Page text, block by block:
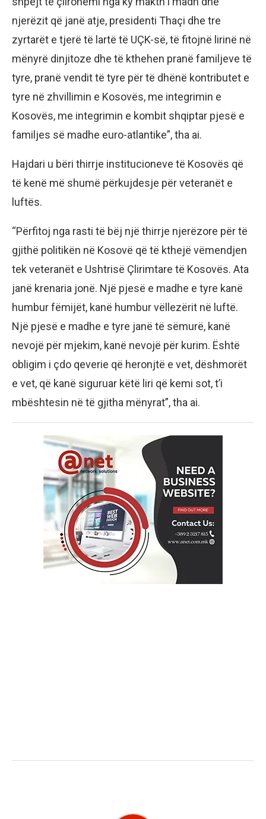
njerëzit që janë atje, presidenti Thaçi dhe tre
zyrtarët e tjerë të lartë të UÇK-së, të fitojnë lirinë në
mënyrë dinjitoze dhe të kthehen pranë familjeve të
tyre, pranë vendit të tyre për të dhënë kontributet e
tyre në zhvillimin e Kosovës, me integrimin e
Kosovës, me integrimin e kombit shqiptar pjesë e
familjes së madhe euro-atlantike”, tha ai.
Hajdari u bëri thirrje institucioneve të Kosovës që
të kenë më shumë përkujdesje për veteranët e
luftës.
“Përfitoj nga rasti të bëj një thirrje njerëzore për të
gjithë politikën në Kosovë që të kthejë vëmendjen
tek veteranët e Ushtrisë Çlirimtare të Kosovës. Ata
janë krenaria jonë. Një pjesë e madhe e tyre kanë
humbur fëmijët, kanë humbur vëllezërit në luftë.
Një pjesë e madhe e tyre janë të sëmurë, kanë
nevojë për mjekim, kanë nevojë për kurim. Është
obligim i çdo qeverie që heronjtë e vet, dëshmorët
e vet, që kanë siguruar këtë liri që kemi sot, t’i
mbështesin në të gjitha mënyrat”, tha ai.